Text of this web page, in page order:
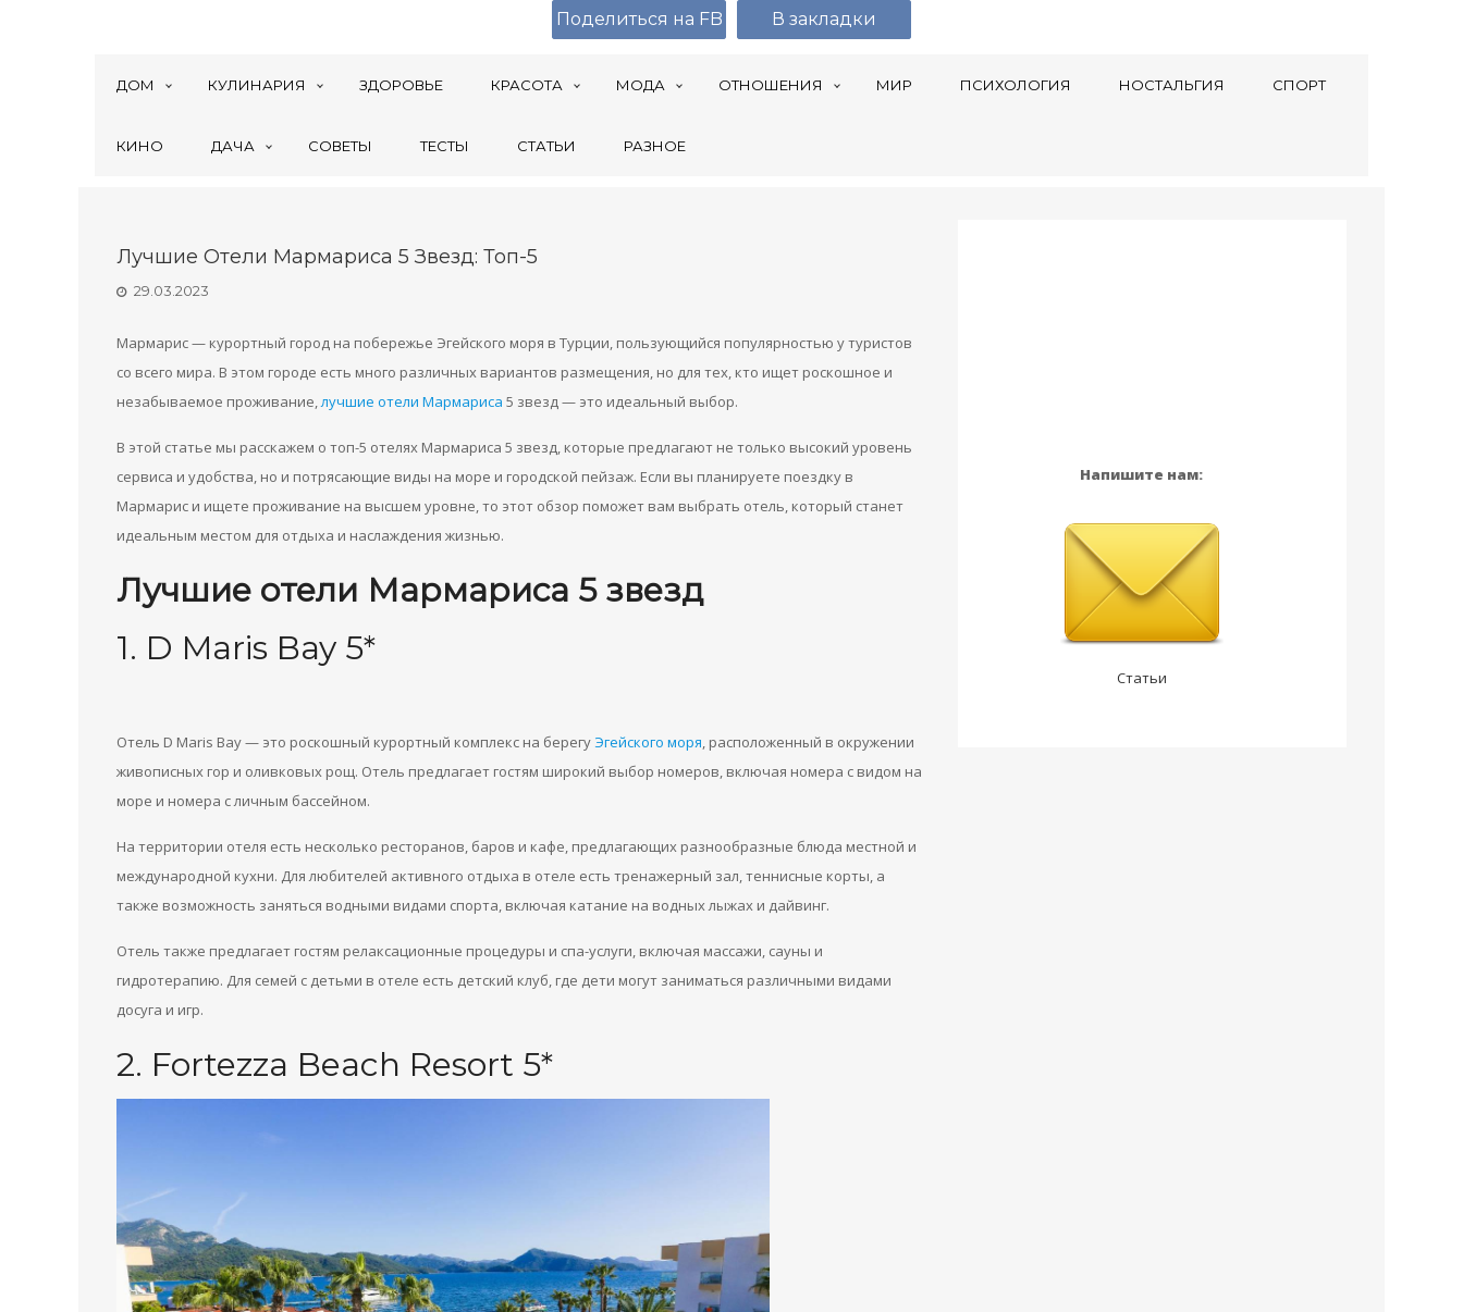
ДОМ КУЛИНАРИЯ ЗДОРОВЬЕ КРАСОТА МОДА ОТНОШЕНИЯ МИР ПСИХОЛОГИЯ НОСТАЛЬГИЯ СПОРТ
КИНО ДАЧА СОВЕТЫ ТЕСТЫ СТАТЬИ РАЗНОЕ
Лучшие Отели Мармариса 5 Звезд: Топ-5
29.03.2023
Мармарис — курортный город на побережье Эгейского моря в Турции, пользующийся популярностью у туристов
со всего мира. В этом городе есть много различных вариантов размещения, но для тех, кто ищет роскошное и
незабываемое проживание,лучшие отели Мармариса 5 звезд — это идеальный выбор.
В этой статье мы расскажем о топ-5 отелях Мармариса 5 звезд, которые предлагают не только высокий уровень
сервиса и удобства, но и потрясающие виды на море и городской пейзаж. Если вы планируете поездку в
Мармарис и ищете проживание на высшем уровне, то этот обзор поможет вам выбрать отель, который станет
идеальным местом для отдыха и наслаждения жизнью.
Лучшие отели Мармариса 5 звезд
1. D Maris Bay 5*
Отель D Maris Bay — это роскошный курортный комплекс на берегуЭгейского моря, расположенный в окружении
живописных гор и оливковых рощ. Отель предлагает гостям широкий выбор номеров, включая номера с видом на
море и номера с личным бассейном.
На территории отеля есть несколько ресторанов, баров и кафе, предлагающих разнообразные блюда местной и
международной кухни. Для любителей активного отдыха в отеле есть тренажерный зал, теннисные корты, а
также возможность заняться водными видами спорта, включая катание на водных лыжах и дайвинг.
Отель также предлагает гостям релаксационные процедуры и спа-услуги, включая массажи, сауны и
гидротерапию. Для семей с детьми в отеле есть детский клуб, где дети могут заниматься различными видами
досуга и игр.
2. Fortezza Beach Resort 5*
Напишите нам:
Статьи
Поделиться на FB В закладки